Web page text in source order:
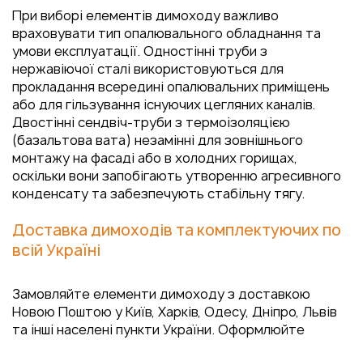
При виборі елементів димоходу важливо
враховувати тип опалювального обладнання та
умови експлуатації. Одностінні труби з
нержавіючої сталі використовуються для
прокладання всередині опалювальних приміщень
або для гільзування існуючих цегляних каналів.
Двостінні сендвіч-труби з термоізоляцією
(базальтова вата) незамінні для зовнішнього
монтажу на фасаді або в холодних горищах,
оскільки вони запобігають утворенню агресивного
конденсату та забезпечують стабільну тягу.
Доставка димоходів та комплектуючих по
всій Україні
Замовляйте елементи димоходу з доставкою
Новою Поштою у Київ, Харків, Одесу, Дніпро, Львів
та інші населені пункти України. Оформлюйте